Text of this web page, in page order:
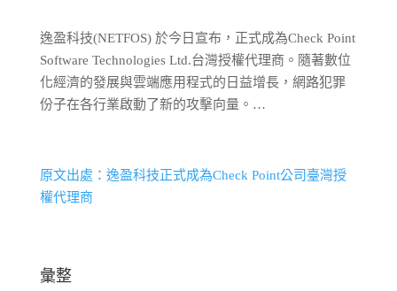
逸盈科技(NETFOS) 於今日宣布，正式成為Check Point
Software Technologies Ltd.台灣授權代理商。隨著數位
化經濟的發展與雲端應用程式的日益增長，網路犯罪
份子在各行業啟動了新的攻擊向量。…
原文出處：逸盈科技正式成為Check Point公司臺灣授
權代理商
彙整